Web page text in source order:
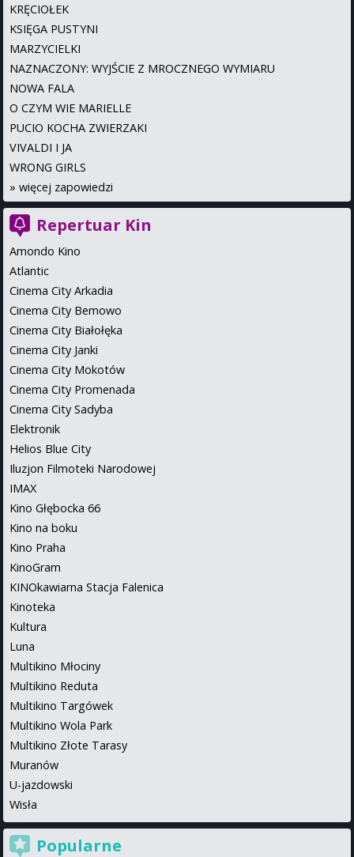
KRĘCIOŁEK
KSIĘGA PUSTYNI
MARZYCIELKI
NAZNACZONY: WYJŚCIE Z MROCZNEGO WYMIARU
NOWA FALA
O CZYM WIE MARIELLE
PUCIO KOCHA ZWIERZAKI
VIVALDI I JA
WRONG GIRLS
» więcej zapowiedzi
Repertuar Kin
Amondo Kino
Atlantic
Cinema City Arkadia
Cinema City Bemowo
Cinema City Białołęka
Cinema City Janki
Cinema City Mokotów
Cinema City Promenada
Cinema City Sadyba
Elektronik
Helios Blue City
Iluzjon Filmoteki Narodowej
IMAX
Kino Głębocka 66
Kino na boku
Kino Praha
KinoGram
KINOkawiarna Stacja Falenica
Kinoteka
Kultura
Luna
Multikino Młociny
Multikino Reduta
Multikino Targówek
Multikino Wola Park
Multikino Złote Tarasy
Muranów
U-jazdowski
Wisła
Popularne